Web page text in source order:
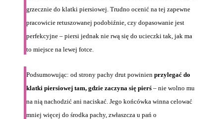
grzecznie do klatki piersiowej. Trudno ocenić na tej zapewne
pracowicie retuszowanej podobiźnie, czy dopasowanie jest
perfekcyjne – piersi jednak nie rwą się do ucieczki tak, jak ma
to miejsce na lewej fotce.
Podsumowując: od strony pachy drut powinien przylegać do
klatki piersiowej tam, gdzie zaczyna się pierś – nie wolno mu
na nią nachodzić ani naciskać. Jego końcówka winna celować
mniej więcej do środka pachy, zwłaszcza u pań o